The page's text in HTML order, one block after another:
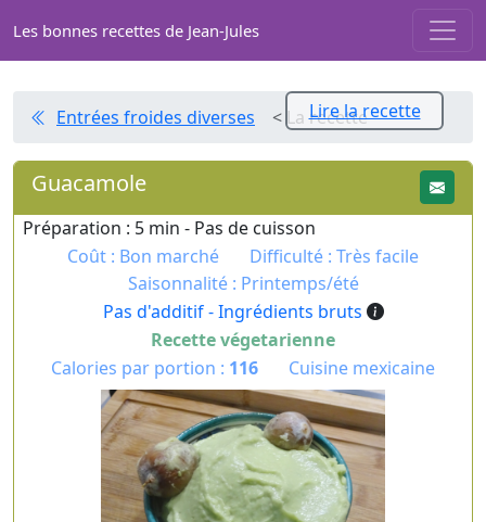
Les bonnes recettes de Jean-Jules
Lire la recette
Entrées froides diverses < La recette
Guacamole
Préparation : 5 min - Pas de cuisson
Coût : Bon marché
Difficulté : Très facile
Saisonnalité : Printemps/été
Pas d'additif - Ingrédients bruts
Recette végetarienne
Calories par portion : 116 Cuisine mexicaine